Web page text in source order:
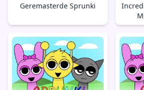
Geremasterde Sprunki